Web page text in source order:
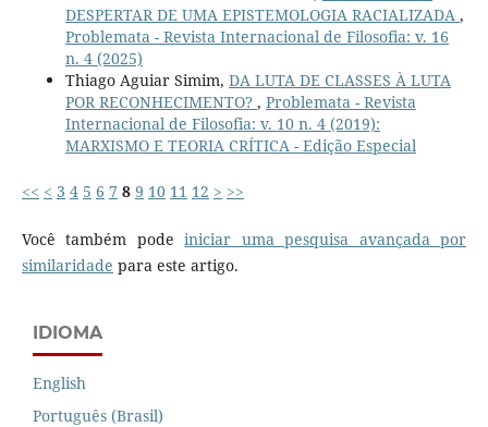
DESPERTAR DE UMA EPISTEMOLOGIA RACIALIZADA ,
Problemata - Revista Internacional de Filosofia: v. 16
n. 4 (2025)
Thiago Aguiar Simim, DA LUTA DE CLASSES À LUTA
POR RECONHECIMENTO? , Problemata - Revista
Internacional de Filosofia: v. 10 n. 4 (2019):
MARXISMO E TEORIA CRÍTICA - Edição Especial
<< < 3 4 5 6 7 8 9 10 11 12 > >>
Você também podeiniciar uma pesquisa avançada por
similaridade para este artigo.
IDIOMA
English
Português (Brasil)